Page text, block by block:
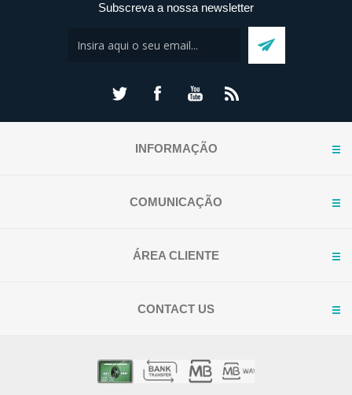
Subscreva a nossa newsletter
INFORMAÇÃO
COMUNICAÇÃO
ÁREA CLIENTE
CONTACT US